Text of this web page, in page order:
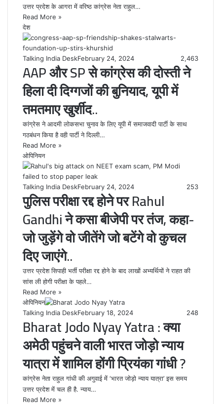
उत्तर प्रदेश के आगरा में वरिष्ठ कांग्रेस नेता राहुल…
Read More »
देश
Talking India DeskFebruary 24, 2024 2,463
AAP और SP से कांग्रेस की दोस्ती ने
हिला दी दिग्गजों की बुनियाद, यूपी में
तमतमाए खुर्शीद..
कांग्रेस ने आदमी लोकसभा चुनाव के लिए यूपी में समाजवादी पार्टी के साथ
गठबंधन किया है वही पार्टी ने दिल्ली…
Read More »
ओपिनियन
Talking India DeskFebruary 24, 2024 253
पुलिस परीक्षा रद्द होने पर Rahul
Gandhi ने कसा बीजेपी पर तंज, कहा-
जो जुड़ेंगे वो जीतेंगे जो बटेंगे वो कुचल
दिए जाएंगे..
उत्तर प्रदेश सिपाही भर्ती परीक्षा रद्द होने के बाद लाखों अभ्यर्थियों ने राहत की
सांस ली होगी परीक्षा के पहले…
Read More »
ओपिनियन
Talking India DeskFebruary 18, 2024 248
Bharat Jodo Nyay Yatra : क्या
अमेठी पहुंचने वाली भारत जोड़ो न्याय
यात्रा में शामिल होंगी प्रियंका गांधी ?
कांग्रेस नेता राहुल गांधी की अगुवाई में ‘भारत जोड़ो न्याय यात्रा’ इस समय
उत्तर प्रदेश में चल ही है. न्याय…
Read More »